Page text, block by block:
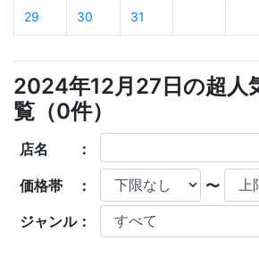
29 30 31
2024年12月27日の超人
覧（0件）
店名 ：
価格帯 ： 〜
ジャンル：